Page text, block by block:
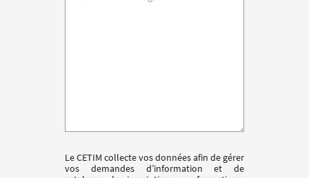
Le CETIM collecte vos données afin de gérer
vos demandes d’information et de